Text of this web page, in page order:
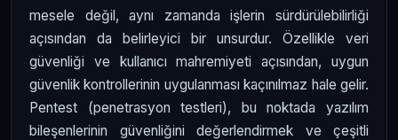
mesele değil, aynı zamanda işlerin sürdürülebilirliği
açısından da belirleyici bir unsurdur. Özellikle veri
güvenliği ve kullanıcı mahremiyeti açısından, uygun
güvenlik kontrollerinin uygulanması kaçınılmaz hale gelir.
Pentest (penetrasyon testleri), bu noktada yazılım
bileşenlerinin güvenliğini değerlendirmek ve çeşitli